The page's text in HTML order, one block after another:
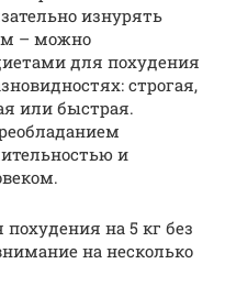
изнурять
– можно
для похудения
строгая,
или быстрая.
и
на 5 кг без
на несколько